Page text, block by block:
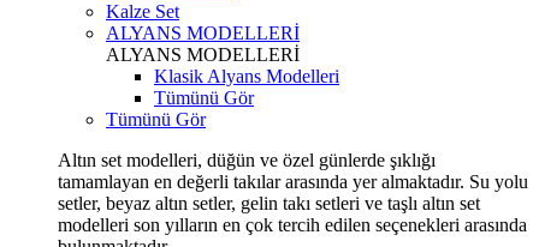
Kalze Set
ALYANS MODELLERİ
ALYANS MODELLERİ
Klasik Alyans Modelleri
Tümünü Gör
Tümünü Gör
Altın set modelleri, düğün ve özel günlerde şıklığı
tamamlayan en değerli takılar arasında yer almaktadır. Su yolu
setler, beyaz altın setler, gelin takı setleri ve taşlı altın set
modelleri son yılların en çok tercih edilen seçenekleri arasında